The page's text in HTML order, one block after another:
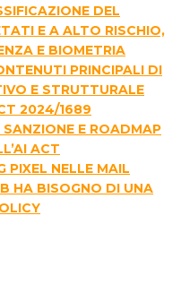
DEL
E A ALTO RISCHIO,
E BIOMETRIA
PRINCIPALI DI
E STRUTTURALE
2024/1689
SANZIONE E ROADMAP
ACT
PIXEL NELLE MAIL
HA BISOGNO DI UNA